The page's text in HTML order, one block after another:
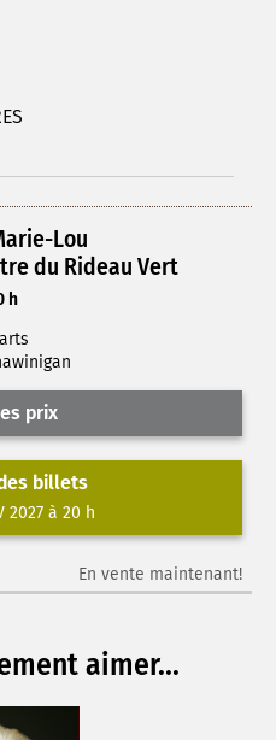
Lou
du Rideau Vert
h
prix
billets
2027 à 20 h
En vente maintenant!
aimer...